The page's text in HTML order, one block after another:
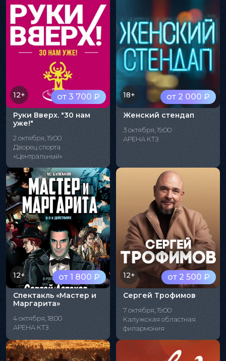
от 3 700 ₽
12+
Руки Вверх. "30 нам
уже!"
2 октября, 19:00
Дворец спорта
«Центральный»
от 2 000 ₽
18+
Женский стендап
3 октября, 19:00
АРЕНА КТЗ
от 1 800 ₽
12+
Спектакль «Мастер и
Маргарита»
4 октября, 18:00
АРЕНА КТЗ
от 2 500 ₽
12+
Сергей Трофимов
7 октября, 19:00
Калужская областная
филармония